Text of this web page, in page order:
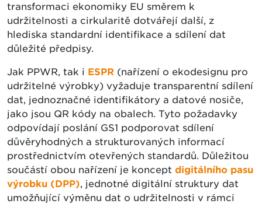
transformaci ekonomiky EU směrem k
udržitelnosti a cirkularitě dotvářejí další, z
hlediska standardní identifikace a sdílení dat
důležité předpisy.
Jak PPWR, tak i ESPR (nařízení o ekodesignu pro
udržitelné výrobky) vyžaduje transparentní sdílení
dat, jednoznačné identifikátory a datové nosiče,
jako jsou QR kódy na obalech. Tyto požadavky
odpovídají poslání GS1 podporovat sdílení
důvěryhodných a strukturovaných informací
prostřednictvím otevřených standardů. Důležitou
součástí obou nařízení je koncept digitálního pasu
výrobku (DPP), jednotné digitální struktury dat
umožňující výměnu dat o udržitelnosti v rámci